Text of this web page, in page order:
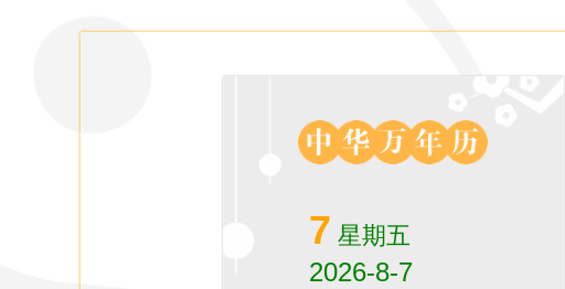
7 星期五
2026-8-7